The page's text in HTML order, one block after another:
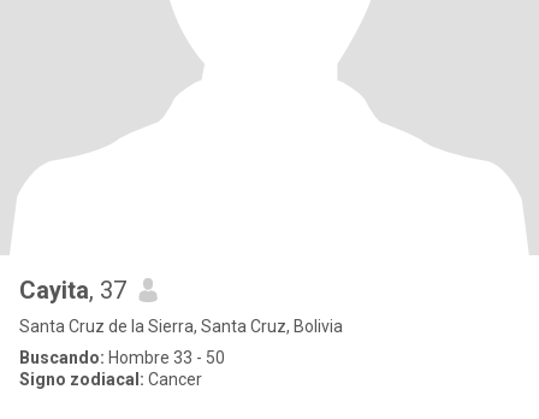
Cayita, 37
Santa Cruz de la Sierra, Santa Cruz, Bolivia
Buscando: Hombre 33 - 50
Signo zodiacal: Cancer